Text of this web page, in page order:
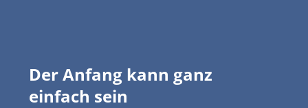
Der Anfang kann ganz
einfach sein